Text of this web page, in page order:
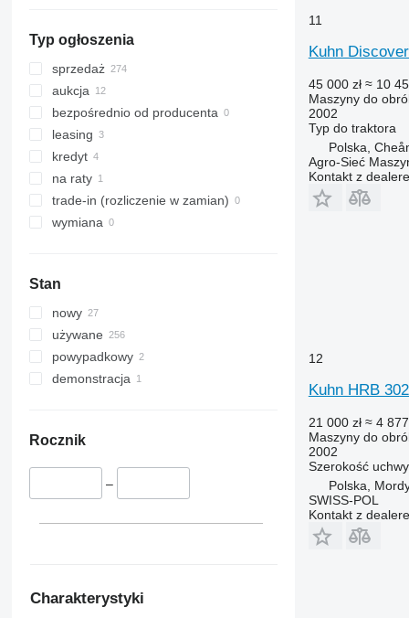
Typ ogłoszenia
sprzedaż
aukcja
bezpośrednio od producenta
leasing
kredyt
na raty
trade-in (rozliczenie w zamian)
wymiana
Stan
nowy
używane
powypadkowy
demonstracja
Rocznik
–
Charakterystyki
11
Kuhn
45 000 zł ≈ 10
Maszyny do
2002
Typ do traktora
Polska,
Agro-Sieć
Kontakt z
12
Kuhn HRB
21 000 zł ≈ 4
Maszyny do
2002
Szerokość
Polska,
SWISS-POL
Kontakt z